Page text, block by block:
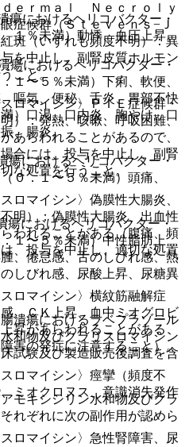
におけるヘリコバクター・
１％未満）動悸、血圧上昇。
におけるヘリコバクター・
１〜５％未満）下痢、軟便、
嘔気、便秘、舌炎、胃部不快
）口渇、口内炎、胸やけ、口
、腸炎。
におけるヘリコバクター・
０．１〜５％未満）頭痛、
におけるヘリコバクター・
１〜５％未満）中性脂肪上
、倦怠感、舌のしびれ感、熱
しびれ感、尿酸上昇、尿糖異
潰瘍におけるラベプラゾール
和物及びクラリスロマイシン
試験及び製造販売後調査を含
モキシシリン水和物及びクラ
れぞれに次の副作用が認めら
ｅｒｍａｌ Ｎｅｃｒｏｌｙ
症候群（Ｓｔｅｖｅｎｓ−Ｊ
斑（いずれも頻度不明）：異
を中止し、副腎皮質ホルモン
こと。
ロマイシン〉ＰＩＥ症候群・
）：発熱、咳嗽、呼吸困難、
あらわれることがあるので、
合には、投与を中止し、副腎
な処置を行うこと。
ロマイシン〉偽膜性大腸炎、
明）：偽膜性大腸炎、出血性
われることがある（腹痛、頻
、投与を中止し、適切な処置
ロマイシン〉横紋筋融解症
、ＣＫ上昇、血中ミオグロビ
昇があらわれることがある
害の発症に注意すること）。
ロマイシン〉痙攣（頻度不
ミオクロヌス、意識消失発作
ロマイシン〉急性腎障害、尿